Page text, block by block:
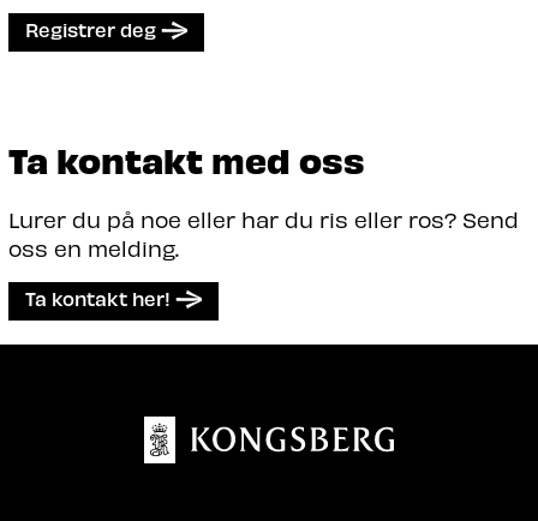
Registrer deg
Ta kontakt med oss
Lurer du på noe eller har du ris eller ros? Send
oss en melding.
Ta kontakt her!